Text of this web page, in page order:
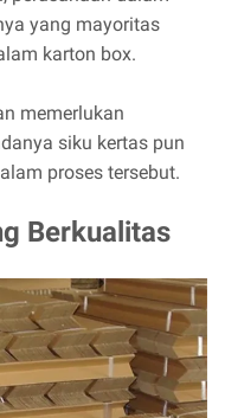
yang mayoritas
karton box.
memerlukan
siku kertas pun
proses tersebut.
Berkualitas